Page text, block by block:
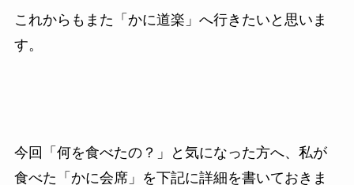
これからもまた「かに道楽」へ行きたいと思いま
す。
今回「何を食べたの？」と気になった方へ、私が
食べた「かに会席」を下記に詳細を書いておきま